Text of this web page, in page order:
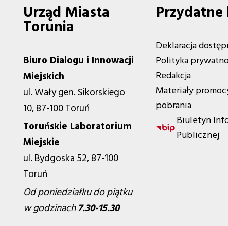
Urząd Miasta
Torunia
Biuro Dialogu i Innowacji
Miejskich
ul. Wały gen. Sikorskiego
10, 87-100 Toruń
Toruńskie Laboratorium
Miejskie
ul. Bydgoska 52, 87-100
Toruń
Od poniedziałku do piątku
w godzinach7.30-15.30
Deklaracja
Polityka
Redakcja
Materiały
pobrania
Biuletyn
Publicznej